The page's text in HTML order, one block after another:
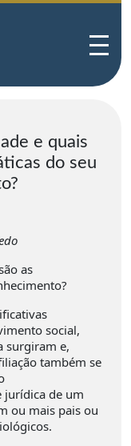
e quais
do seu
as
social,
surgiram e,
também se
jurídica de um
ou mais pais ou